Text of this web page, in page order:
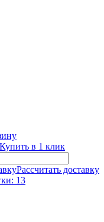
Купить в 1 клик
Рассчитать доставку
13